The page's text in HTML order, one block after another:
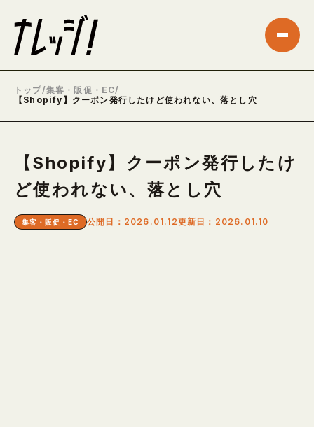
トップ/集客・販促・EC/
【Shopify】クーポン発行したけど使われない、落とし穴
【Shopify】クーポン発行したけ
ど使われない、落とし穴
集客・販促・EC 公開日：2026.01.12更新日：2026.01.10